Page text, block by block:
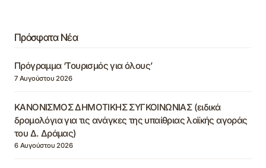
Πρόσφατα Νέα
Πρόγραμμα ‘Τουρισμός για όλους’
7 Αυγούστου 2026
ΚΑΝΟΝΙΣΜΟΣ ΔΗΜΟΤΙΚΗΣ ΣΥΓΚΟΙΝΩΝΙΑΣ (ειδικά
δρομολόγια για τις ανάγκες της υπαίθριας λαϊκής αγοράς
του Δ. Δράμας)
6 Αυγούστου 2026